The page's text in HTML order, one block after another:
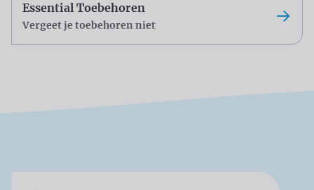
Essential Toebehoren
Vergeet je toebehoren niet